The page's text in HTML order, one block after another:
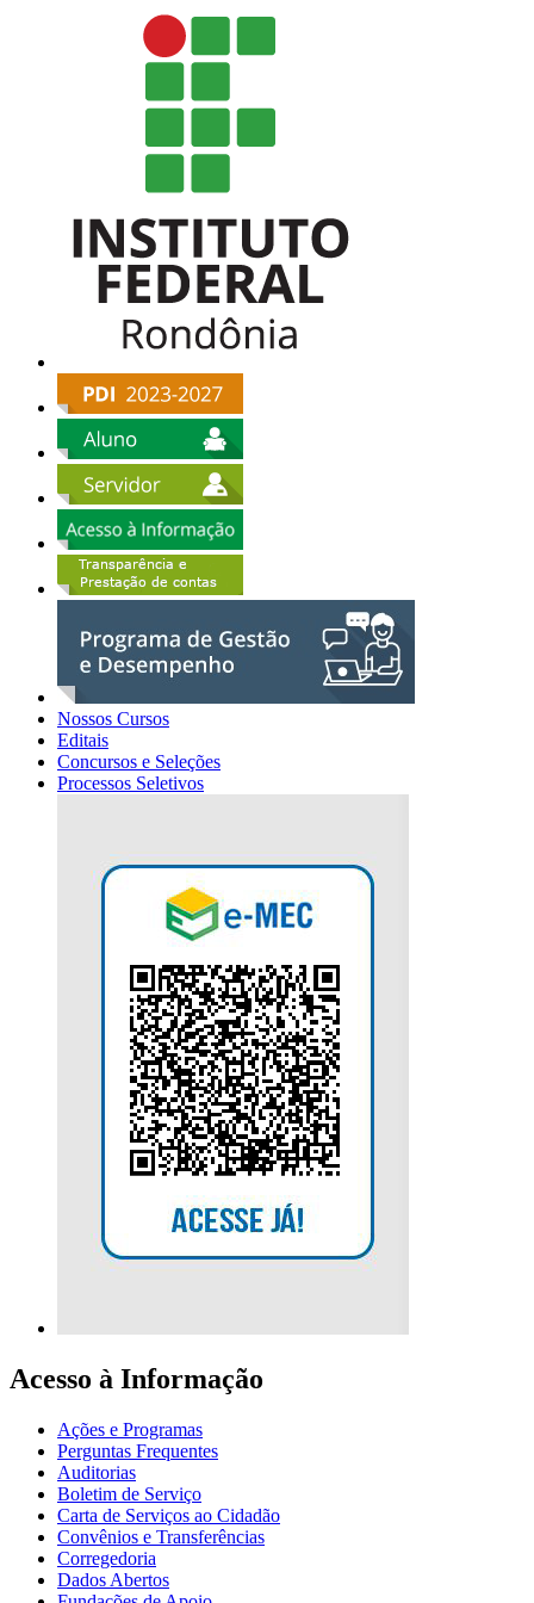
Nossos Cursos
Editais
Concursos e Seleções
Processos Seletivos
Acesso à Informação
Ações e Programas
Perguntas Frequentes
Auditorias
Boletim de Serviço
Carta de Serviços ao Cidadão
Convênios e Transferências
Corregedoria
Dados Abertos